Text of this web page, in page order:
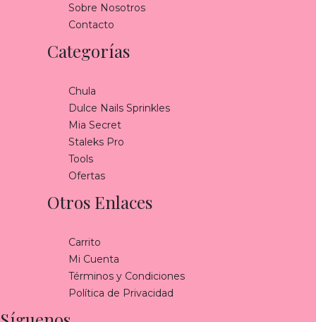
Sobre Nosotros
Contacto
Categorías
Chula
Dulce Nails Sprinkles
Mia Secret
Staleks Pro
Tools
Ofertas
Otros Enlaces
Carrito
Mi Cuenta
Términos y Condiciones
Política de Privacidad